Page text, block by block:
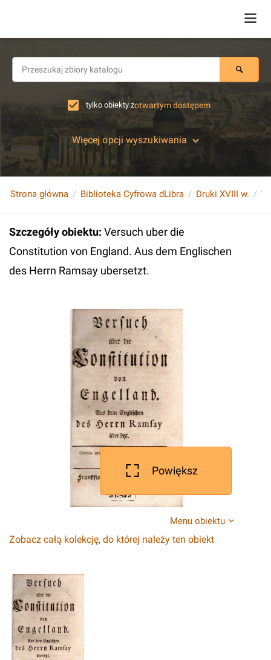
tylko obiekty zotwartym dostępem
Więcej opcji wyszukiwania
Strona główna Biblioteka Cyfrowa dLibra Druki XVIII w.
Szczegóły obiektu: Versuch uber die
Constitution von England. Aus dem Englischen
des Herrn Ramsay ubersetzt.
Powiększ
Menu obiektu
Zobacz całą kolekcję, do której należy ten obiekt